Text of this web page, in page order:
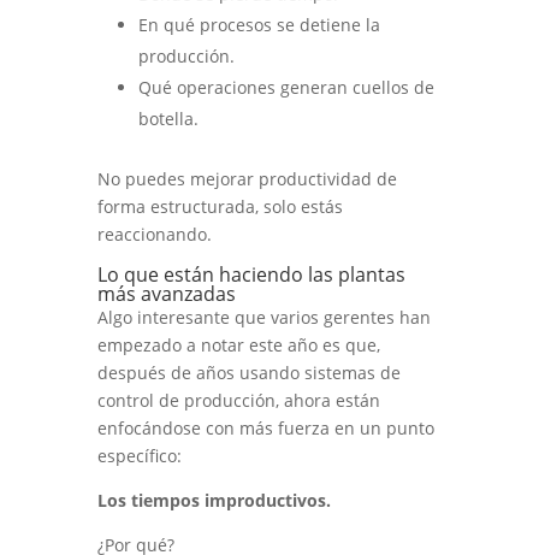
En qué procesos se detiene la
producción.
Qué operaciones generan cuellos de
botella.
No puedes mejorar productividad de
forma estructurada, solo estás
reaccionando.
Lo que están haciendo las plantas
más avanzadas
Algo interesante que varios gerentes han
empezado a notar este año es que,
después de años usando sistemas de
control de producción, ahora están
enfocándose con más fuerza en un punto
específico:
Los tiempos improductivos.
¿Por qué?